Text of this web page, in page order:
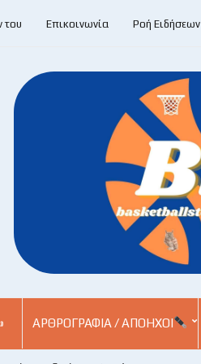
του Επικοινωνία Ροή Ειδήσεων
ΑΡΘΡΟΓΡΑΦΊΑ / ΑΠΌΗΧΟΙ